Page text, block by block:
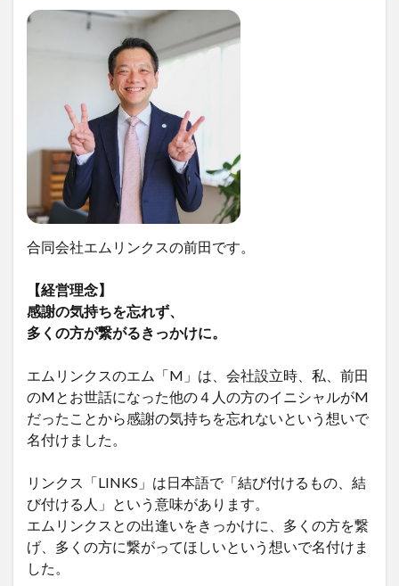
合同会社エムリンクスの前田です。
【経営理念】
感謝の気持ちを忘れず、
多くの方が繋がるきっかけに。
エムリンクスのエム「M」は、会社設立時、私、前田
のMとお世話になった他の４人の方のイニシャルがM
だったことから感謝の気持ちを忘れないという想いで
名付けました。
リンクス「LINKS」は日本語で「結び付けるもの、結
び付ける人」という意味があります。
エムリンクスとの出逢いをきっかけに、多くの方を繋
げ、多くの方に繋がってほしいという想いで名付けま
した。